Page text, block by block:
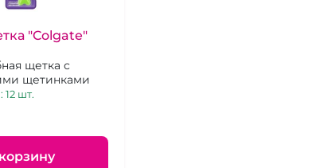
"Colgate"
щетка с
щетинками
шт.